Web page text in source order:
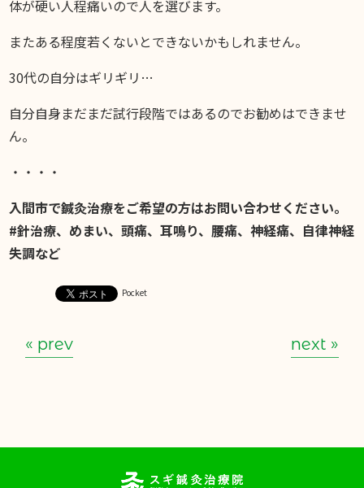
体が硬い人程痛いので人を選びます。
またある程度若くないとできないかもしれません。
30代の自分はギリギリ…
自分自身まだまだ試行段階ではあるのでお勧めはできませ
ん。
・・・・
入間市で鍼灸治療をご希望の方はお問い合わせください。
#針治療、めまい、頭痛、耳鳴り、腰痛、神経痛、自律神経
失調など
Pocket
« prev next »